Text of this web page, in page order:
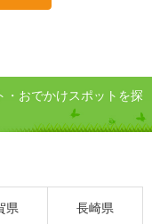
・おでかけスポットを探
県 長崎県